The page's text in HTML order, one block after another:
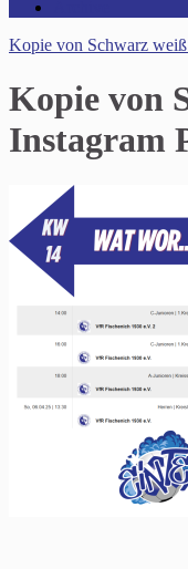
Kopie von Schwarz weiß
Kopie von
Instagram